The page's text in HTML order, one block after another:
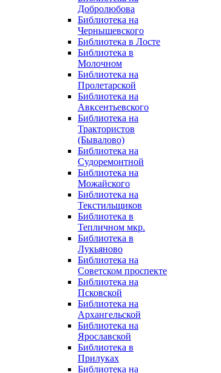
Добролюбова
Библиотека на
Чернышевского
Библиотека в Лосте
Библиотека в
Молочном
Библиотека на
Пролетарской
Библиотека на
Авксентьевского
Библиотека на
Трактористов
(Бывалово)
Библиотека на
Судоремонтной
Библиотека на
Можайского
Библиотека на
Текстильщиков
Библиотека в
Тепличном мкр.
Библиотека в
Лукьяново
Библиотека на
Советском проспекте
Библиотека на
Псковской
Библиотека на
Архангельской
Библиотека на
Ярославской
Библиотека в
Прилуках
Библиотека на